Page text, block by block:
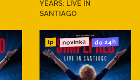
YEARS: LIVE IN
SANTIAGO
lp novinka do 24h